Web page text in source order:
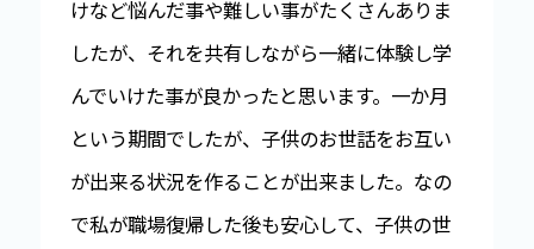
けなど悩んだ事や難しい事がたくさんありま
したが、それを共有しながら一緒に体験し学
んでいけた事が良かったと思います。一か月
という期間でしたが、子供のお世話をお互い
が出来る状況を作ることが出来ました。なの
で私が職場復帰した後も安心して、子供の世